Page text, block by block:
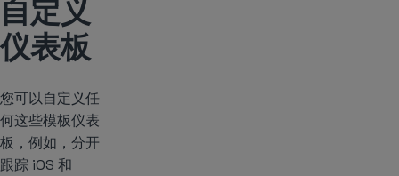
自定义
仪表板
您可以自定义任
何这些模板仪表
板，例如，分开
跟踪 iOS 和